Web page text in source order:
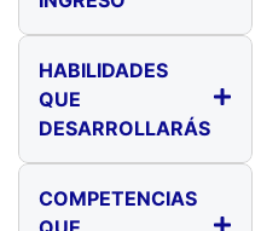
HABILIDADES
QUE
DESARROLLARÁS
estratégico y
COMPETENCIAS